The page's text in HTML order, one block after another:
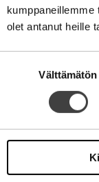
olet antanut heille
Välttämätön
Aihe
Nimi
Sähköpostiosoite